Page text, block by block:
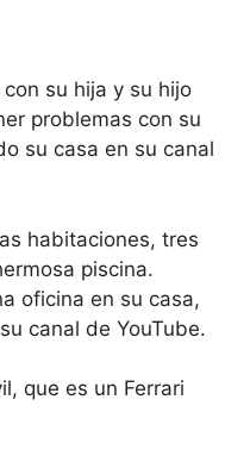
su hija y su hijo
problemas con su
su casa en su canal
habitaciones, tres
piscina.
oficina en su casa,
canal de YouTube.
que es un Ferrari